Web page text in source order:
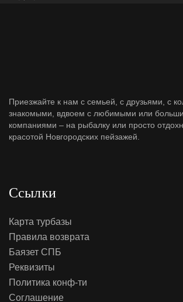
Приезжайте к нам с семьей, с друзьями, с
знакомыми, вдвоем с любимыми или
компаниями – на рыбалку или просто
красотой Новгородских пейзажей.
Cсылки
Карта турбазы
Правила возврата
Баязет СПБ
Реквизиты
Политика конф-ти
Соглашение